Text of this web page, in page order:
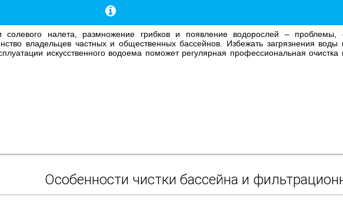
владельцев частных и общественных бассейнов. Избежать загрязнения воды
искусственного водоема поможет регулярная профессиональная очистка
Особенности чистки бассейна и